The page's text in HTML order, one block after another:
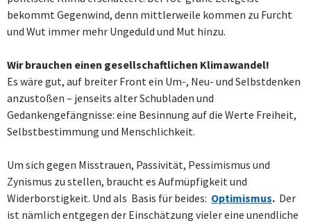
bekommt Gegenwind, denn mittlerweile kommen zu Furcht
und Wut immer mehr Ungeduld und Mut hinzu.
Wir brauchen einen gesellschaftlichen Klimawandel!
Es wäre gut, auf breiter Front ein Um-, Neu- und Selbstdenken
anzustoßen – jenseits alter Schubladen und
Gedankengefängnisse: eine Besinnung auf die Werte Freiheit,
Selbstbestimmung und Menschlichkeit.
Um sich gegen Misstrauen, Passivität, Pessimismus und
Zynismus zu stellen, braucht es Aufmüpfigkeit und
Widerborstigkeit. Und als Basis für beides: Optimismus. Der
ist nämlich entgegen der Einschätzung vieler eine unendliche